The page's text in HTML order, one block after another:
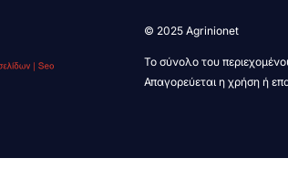
© 2025 Agrinionet
Το σύνολο του
Απαγορεύεται η χρήση ή